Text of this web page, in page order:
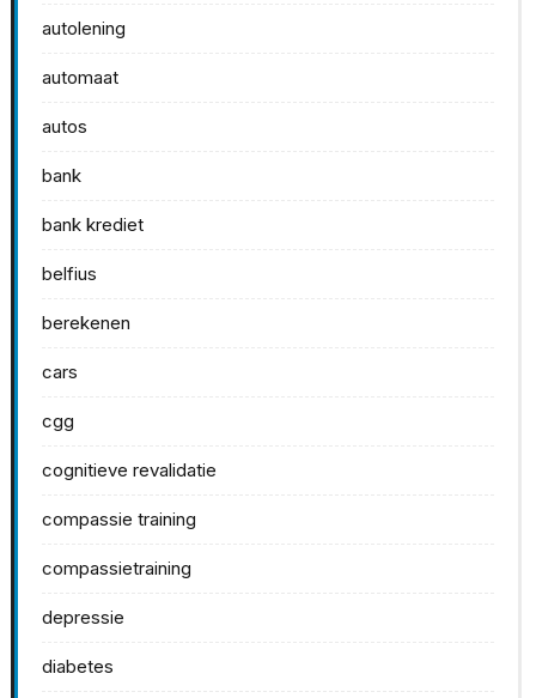
autolening
automaat
autos
bank
bank krediet
belfius
berekenen
cars
cgg
cognitieve revalidatie
compassie training
compassietraining
depressie
diabetes